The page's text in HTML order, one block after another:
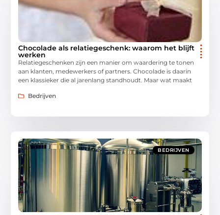
Chocolade als relatiegeschenk: waarom het blijft
werken
Relatiegeschenken zijn een manier om waardering te tonen
aan klanten, medewerkers of partners. Chocolade is daarin
een klassieker die al jarenlang standhoudt. Maar wat maakt
Bedrijven
BEDRIJVEN